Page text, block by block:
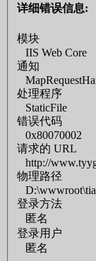
详细错误信息:
模块
IIS Web Core
通知
处理程序
StaticFile
错误代码
0x80070002
请求的 URL
http://
物理路径
登录方法
匿名
登录用户
匿名